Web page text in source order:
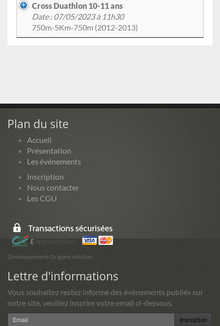
Cross Duathlon 10-11 ans
Date : 07/05/2023 à 11h30
750m-5Km-750m (2012-2013)
Plan du site
Accueil
Présentation
Les événements
Inscription
Nous contacter
Les CGU
Développement Origami solution
Lettre d'informations
Vous souhaitez restez informé des événements publiés sur
notre site, veuillez inscrire votre email ci-dessous.
Inscription